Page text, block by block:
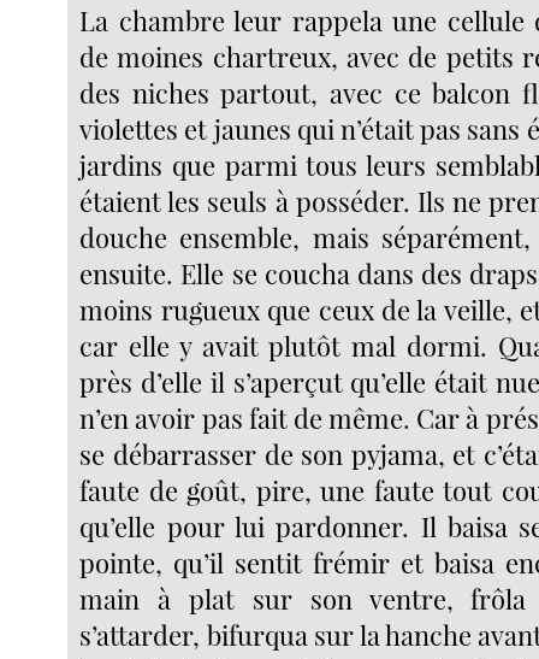
La chambre leur rappela une cellule
de moines chartreux, avec de petits
des niches partout, avec ce balcon
violettes et jaunes qui n’était pas sans
jardins que parmi tous leurs
étaient les seuls à posséder. Ils ne
douche ensemble, mais
ensuite. Elle se coucha dans des
moins rugueux que ceux de la veille,
car elle y avait plutôt mal dormi.
près d’elle il s’aperçut qu’elle était
n’en avoir pas fait de même. Car à
se débarrasser de son pyjama, et
faute de goût, pire, une faute tout
qu’elle pour lui pardonner. Il baisa
pointe, qu’il sentit frémir et baisa
main à plat sur son ventre, frôla
s’attarder, bifurqua sur la hanche